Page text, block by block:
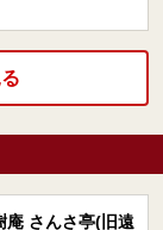
さんさ亭(旧遠